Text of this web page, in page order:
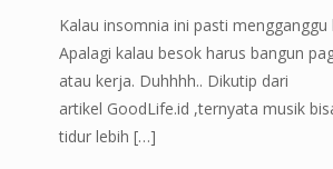
Kalau insomnia ini pasti mengganggu
Apalagi kalau besok harus bangun
atau kerja. Duhhhh.. Dikutip dari
artikel GoodLife.id ,ternyata musik
tidur lebih […]